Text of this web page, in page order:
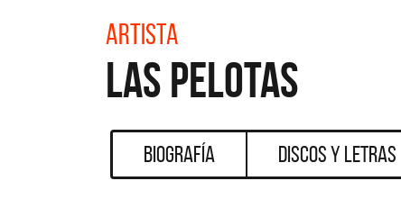
Artista
Las Pelotas
Biografía Discos y Letras